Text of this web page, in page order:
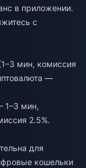
в приложении.
с
мин, комиссия
—
1–3 мин,
2.5%.
для
кошельки